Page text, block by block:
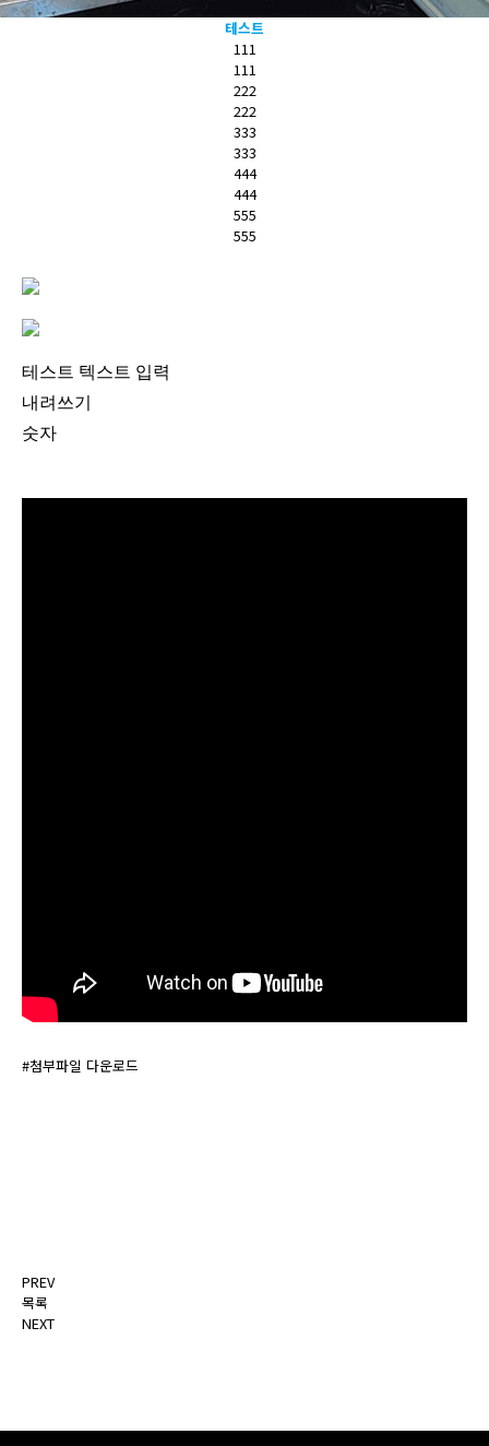
테스트
111
111
222
222
333
333
444
444
555
555
테스트 텍스트 입력
내려쓰기
숫자
#첨부파일 다운로드
PREV
목록
NEXT